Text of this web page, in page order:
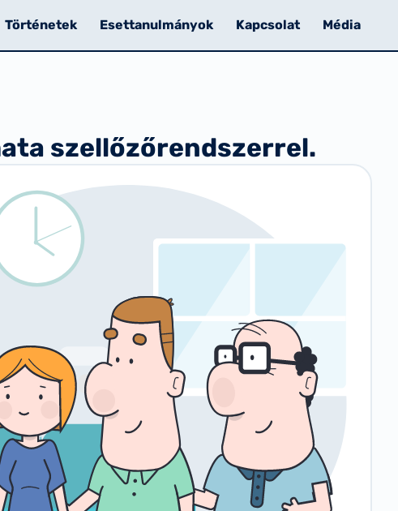
Történetek Esettanulmányok Kapcsolat Média
szellőzőrendszerrel.